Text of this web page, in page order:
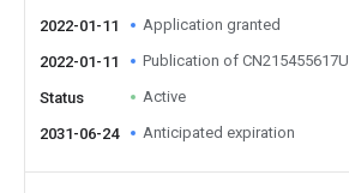
2022-01-11 Application granted
2022-01-11 Publication of CN215455617U
Status Active
2031-06-24 Anticipated expiration